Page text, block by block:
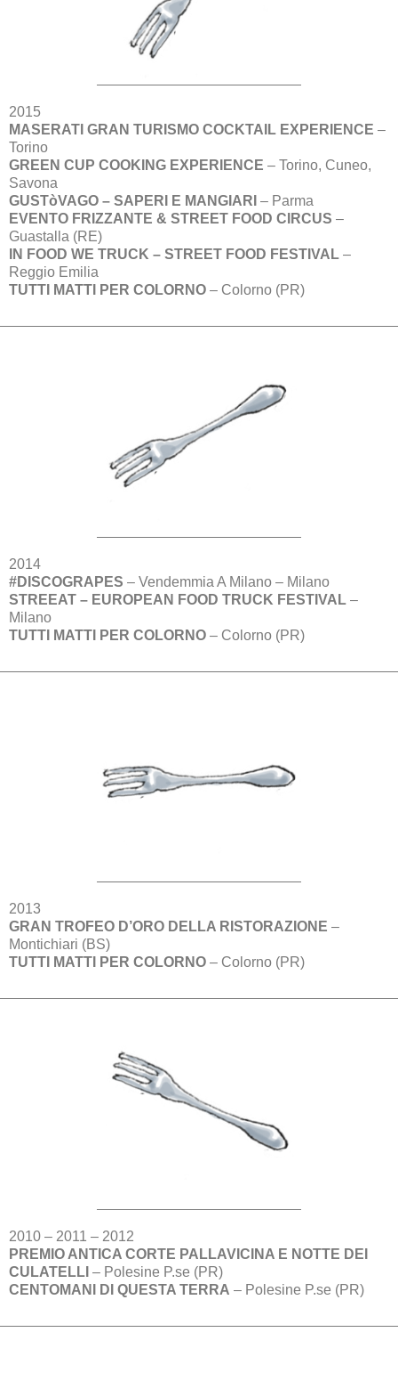
2015
MASERATI GRAN TURISMO COCKTAIL EXPERIENCE –
Torino
GREEN CUP COOKING EXPERIENCE – Torino, Cuneo,
Savona
GUSTòVAGO – SAPERI E MANGIARI – Parma
EVENTO FRIZZANTE & STREET FOOD CIRCUS –
Guastalla (RE)
IN FOOD WE TRUCK – STREET FOOD FESTIVAL –
Reggio Emilia
TUTTI MATTI PER COLORNO – Colorno (PR)
2014
#DISCOGRAPES – Vendemmia A Milano – Milano
STREEAT – EUROPEAN FOOD TRUCK FESTIVAL –
Milano
TUTTI MATTI PER COLORNO – Colorno (PR)
2013
GRAN TROFEO D’ORO DELLA RISTORAZIONE –
Montichiari (BS)
TUTTI MATTI PER COLORNO – Colorno (PR)
2010 – 2011 – 2012
PREMIO ANTICA CORTE PALLAVICINA E NOTTE DEI
CULATELLI – Polesine P.se (PR)
CENTOMANI DI QUESTA TERRA – Polesine P.se (PR)